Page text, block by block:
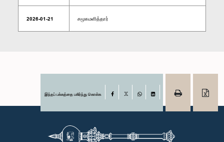
2026-01-21 சமூகமளித்தார்
இந்தப் பக்கத்தை பகிர்ந்து கொள்க Facebook